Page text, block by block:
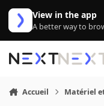
Aller au contenu
View in the app
A better way to
Accueil Matériel